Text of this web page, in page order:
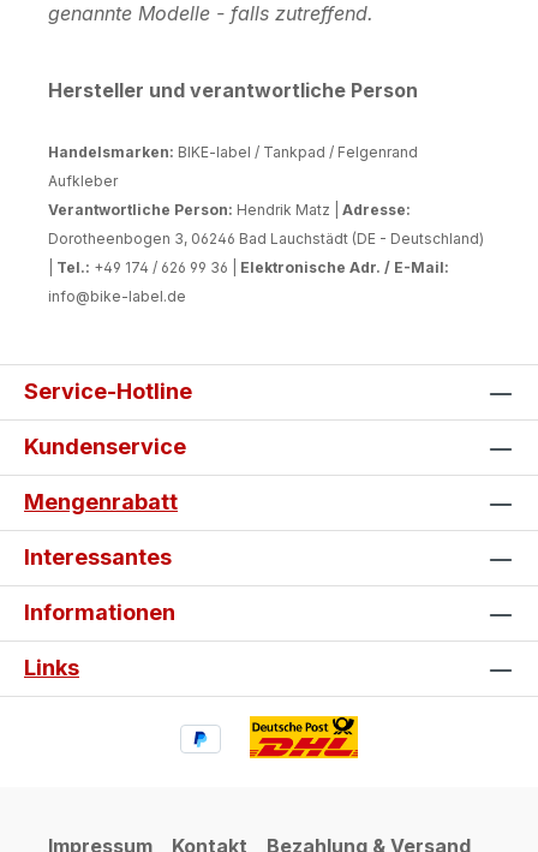
genannte Modelle - falls zutreffend.
Hersteller und verantwortliche Person
Handelsmarken: BIKE-label / Tankpad / Felgenrand
Aufkleber
Verantwortliche Person: Hendrik Matz | Adresse:
Dorotheenbogen 3, 06246 Bad Lauchstädt (DE - Deutschland)
Tel.: +49 174 / 626 99 36 | Elektronische Adr. / E-Mail:
info@bike-label.de
Service-Hotline
Kundenservice
Mengenrabatt
Interessantes
Informationen
Links
Impressum Kontakt Bezahlung & Versand